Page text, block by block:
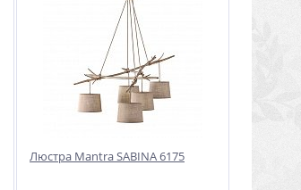
Люстра Mantra SABINA 6175